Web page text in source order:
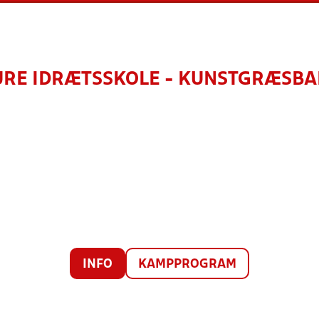
IDRÆTSSKOLE -
INFO KAMPPROGRAM